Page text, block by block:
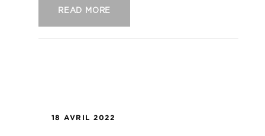
READ MORE
18 AVRIL 2022